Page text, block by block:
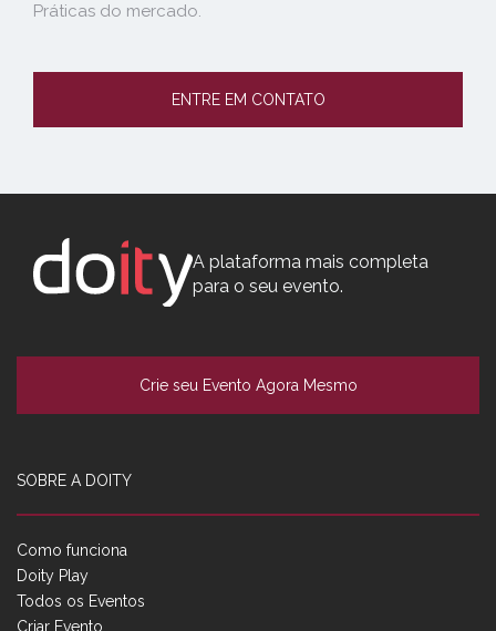
Práticas do mercado.
ENTRE EM CONTATO
A plataforma mais completa
para o seu evento.
Crie seu Evento Agora Mesmo
SOBRE A DOITY
Como funciona
Doity Play
Todos os Eventos
Criar Evento